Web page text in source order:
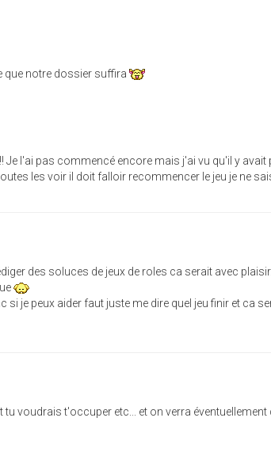
que notre dossier suffira
Je l'ai pas commencé encore mais j'ai vu qu'il y avait
les voir il doit falloir recommencer le jeu je ne
des soluces de jeux de roles ca serait avec
je peux aider faut juste me dire quel jeu finir et ca
voudrais t'occuper etc... et on verra éventuellement